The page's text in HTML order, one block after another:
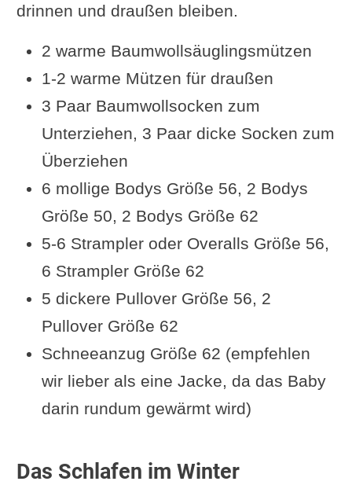
drinnen und draußen bleiben.
2 warme Baumwollsäuglingsmützen
1-2 warme Mützen für draußen
3 Paar Baumwollsocken zum
Unterziehen, 3 Paar dicke Socken zum
Überziehen
6 mollige Bodys Größe 56, 2 Bodys
Größe 50, 2 Bodys Größe 62
5-6 Strampler oder Overalls Größe 56,
6 Strampler Größe 62
5 dickere Pullover Größe 56, 2
Pullover Größe 62
Schneeanzug Größe 62 (empfehlen
wir lieber als eine Jacke, da das Baby
darin rundum gewärmt wird)
Das Schlafen im Winter